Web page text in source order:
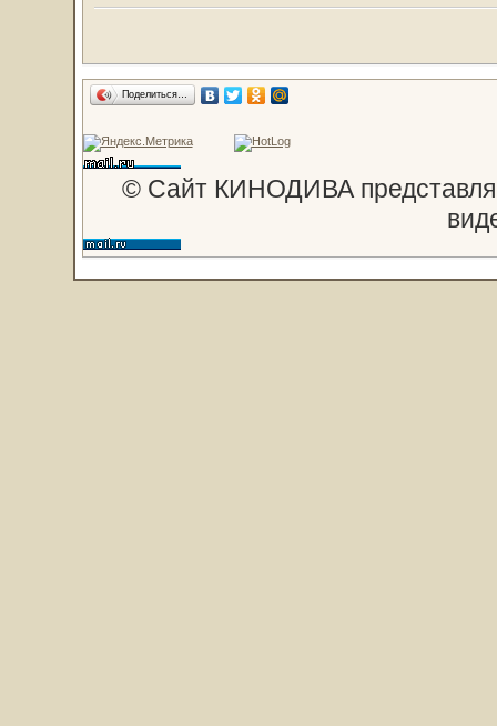
Поделиться…
© Сайт КИНОДИВА